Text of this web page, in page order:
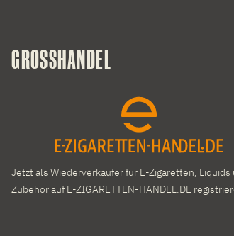
GROSSHANDEL
Jetzt als Wiederverkäufer für E-Zigaretten, Liquids
Zubehör auf E-ZIGARETTEN-HANDEL.DE